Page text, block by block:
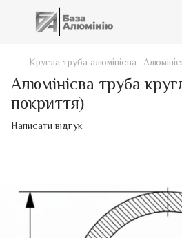
Кругла труба алюмінієва
Алюмінієва труба
покриття)
Написати відгук